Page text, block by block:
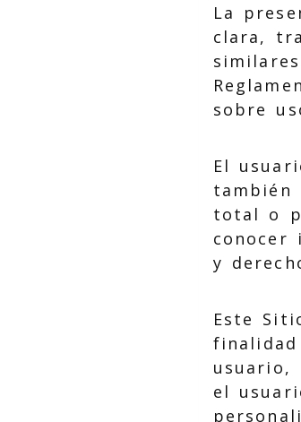
La
clara,
sobre
El
también
total o
conocer
y
Este
usuario,
el